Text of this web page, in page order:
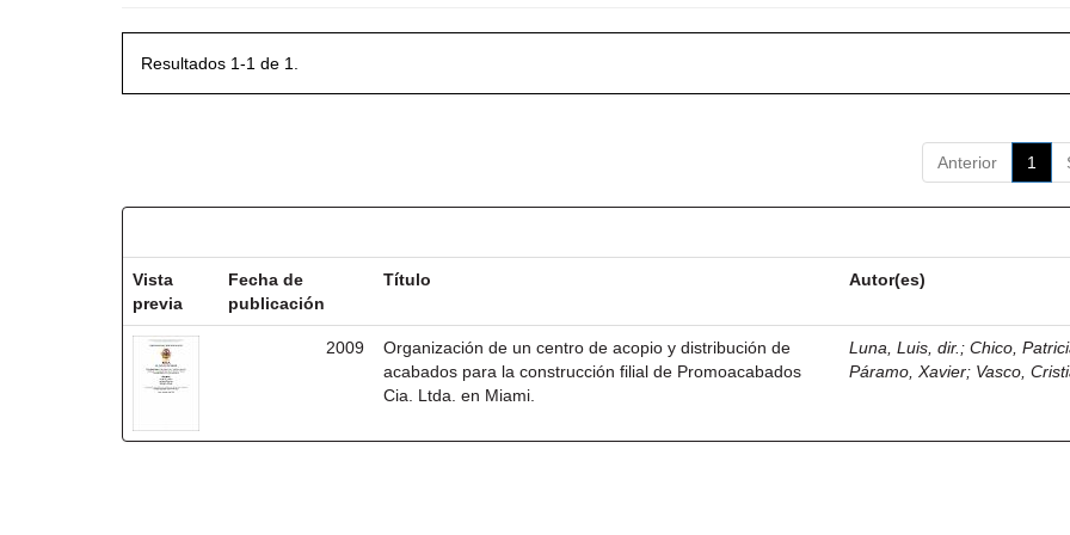
Resultados 1-1 de 1.
Anterior 1
Vista
previa
Fecha de
publicación
Título Autor(es)
2009
Organización de un centro de acopio y distribución de
acabados para la construcción filial de Promoacabados
Cia. Ltda. en Miami.
Luna, Luis, dir. ;Chico,
Páramo, Xavier; Vasco,